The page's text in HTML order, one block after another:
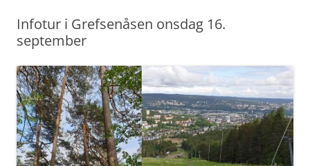
Infotur i Grefsenåsen onsdag 16.
september